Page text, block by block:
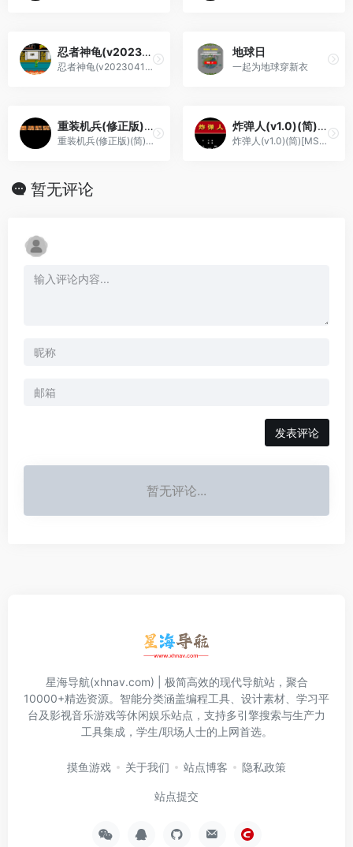
忍者神龟(v20230415)(简)[Nokoh+fciq](JP)[ACT](6Mb)
忍者神龟(v20230415)(简)[Nokoh+fciq](JP)[ACT](6Mb)
地球日
一起为地球穿新衣
重装机兵(修正版)(简)[先锋卡通+MS](JP)[RPG](6Mb)
重装机兵(修正版)(简)[先锋卡通+MS](JP)[RPG](6Mb)
炸弹人(v1.0)(简)[MS](JP)[PUZ](0.18Mb)
炸弹人(v1.0)(简)[MS](JP)[PUZ](0.18Mb)
暂无评论
发表评论
暂无评论...
星海导航(xhnav.com) | 极简高效的现代导航站，聚合
10000+精选资源。智能分类涵盖编程工具、设计素材、学习平
台及影视音乐游戏等休闲娱乐站点，支持多引擎搜索与生产力
工具集成，学生/职场人士的上网首选。
摸鱼游戏 关于我们 站点博客 隐私政策
站点提交